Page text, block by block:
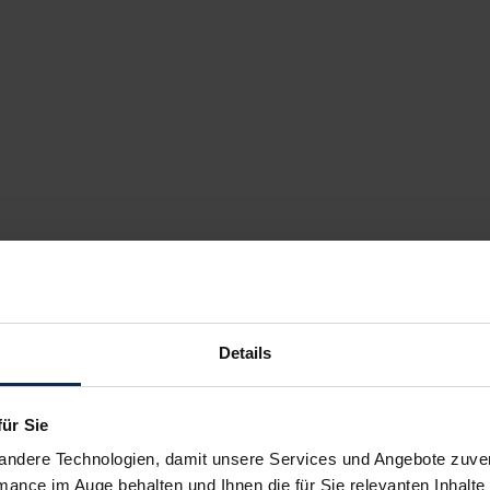
Details
Sie
Technologien, damit unsere Services und Angebote
im Auge behalten und Ihnen die für Sie relevanten